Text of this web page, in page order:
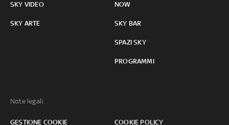
SKY VIDEO
SKY ARTE
NOW
SKY BAR
SPAZI SKY
PROGRAMMI
Note legali:
GESTIONE COOKIE COOKIE POLICY